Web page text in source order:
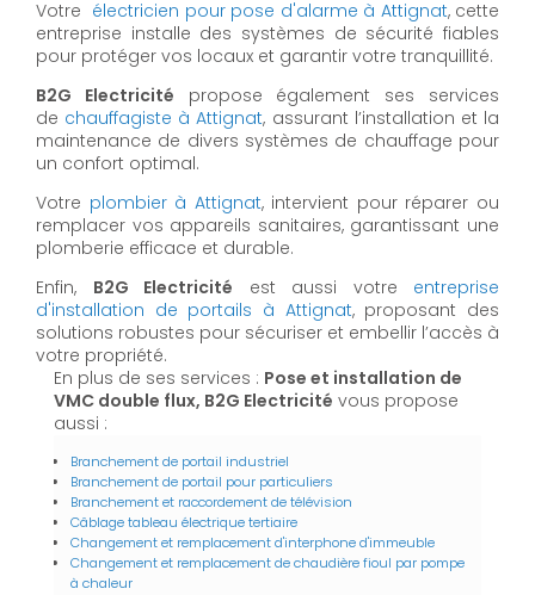
Votre électricien pour pose d'alarme à Attignat, cette
entreprise installe des systèmes de sécurité fiables
pour protéger vos locaux et garantir votre tranquillité.
B2G Electricité propose également ses services
de chauffagiste à Attignat, assurant l’installation et la
maintenance de divers systèmes de chauffage pour
un confort optimal.
Votre plombier à Attignat, intervient pour réparer ou
remplacer vos appareils sanitaires, garantissant une
plomberie efficace et durable.
Enfin, B2G Electricité est aussi votre entreprise
d'installation de portails à Attignat, proposant des
solutions robustes pour sécuriser et embellir l’accès à
votre propriété.
En plus de ses services : Pose et installation de
VMC double flux, B2G Electricité vous propose
aussi :
Branchement de portail industriel
Branchement de portail pour particuliers
Branchement et raccordement de télévision
Câblage tableau électrique tertiaire
Changement et remplacement d'interphone d'immeuble
Changement et remplacement de chaudière fioul par pompe
à chaleur